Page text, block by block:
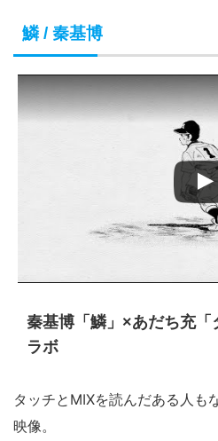
鱗 / 秦基博
秦基博「鱗」×あだち充「
ラボ
タッチとMIXを読んだある人も
映像。